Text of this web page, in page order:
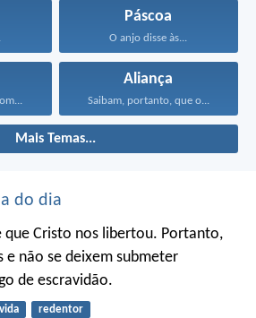
Páscoa
O anjo disse às...
Aliança
Saibam, portanto, que o...
Mais Temas...
do dia
que Cristo nos libertou. Portanto,
e não se deixem submeter
de escravidão.
vida redentor